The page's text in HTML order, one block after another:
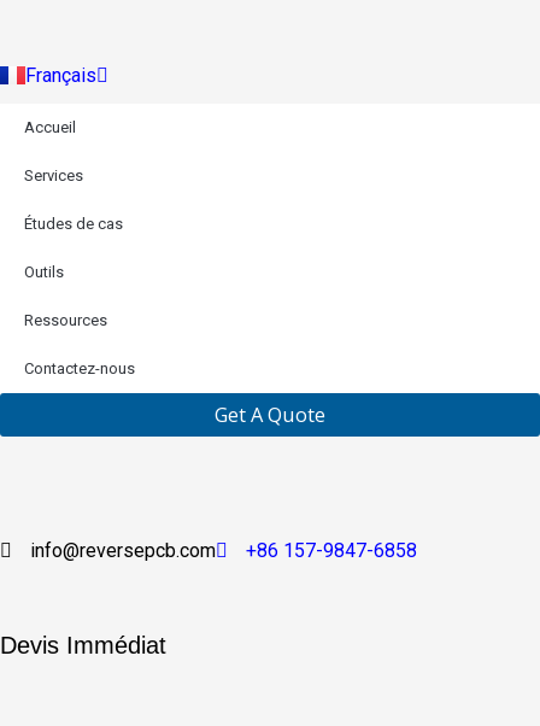
Français
Indonesia
Accueil
Services
Études de cas
Outils
Ressources
Contactez-nous
Get A Quote
info@reversepcb.com +86 157-9847-6858
Devis Immédiat